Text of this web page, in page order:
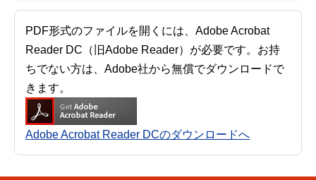
PDF形式のファイルを開くには、Adobe Acrobat
Reader DC（旧Adobe Reader）が必要です。お持
ちでない方は、Adobe社から無償でダウンロードで
きます。
Adobe Acrobat Reader DCのダウンロードへ